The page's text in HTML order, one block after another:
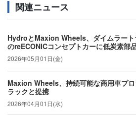
関連ニュース
HydroとMaxion Wheels、ダイムラート
のreECONICコンセプトカーに低炭素部
2026年05月01日(金)
Maxion Wheels、持続可能な商用車プ
ラックと提携
2026年04月01日(水)